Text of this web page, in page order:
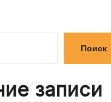
Поиск
записи